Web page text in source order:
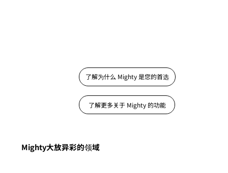
了解更多关于 Mighty 的功能
了解为什么 Mighty 是您的首选
Mighty大放异彩的领域